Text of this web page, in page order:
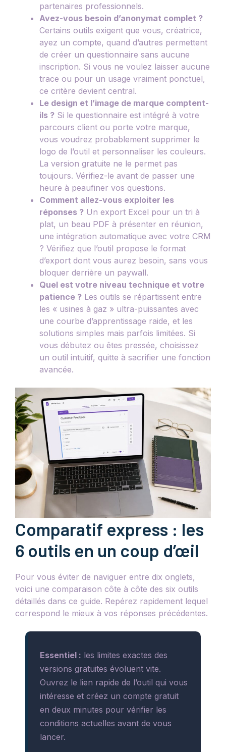
partenaires professionnels.
Avez-vous besoin d’anonymat complet ?
Certains outils exigent que vous, créatrice,
ayez un compte, quand d’autres permettent
de créer un questionnaire sans aucune
inscription. Si vous ne voulez laisser aucune
trace ou pour un usage vraiment ponctuel,
ce critère devient central.
Le design et l’image de marque comptent-
ils ? Si le questionnaire est intégré à votre
parcours client ou porte votre marque,
vous voudrez probablement supprimer le
logo de l’outil et personnaliser les couleurs.
La version gratuite ne le permet pas
toujours. Vérifiez-le avant de passer une
heure à peaufiner vos questions.
Comment allez-vous exploiter les
réponses ? Un export Excel pour un tri à
plat, un beau PDF à présenter en réunion,
une intégration automatique avec votre CRM
? Vérifiez que l’outil propose le format
d’export dont vous aurez besoin, sans vous
bloquer derrière un paywall.
Quel est votre niveau technique et votre
patience ? Les outils se répartissent entre
les « usines à gaz » ultra-puissantes avec
une courbe d’apprentissage raide, et les
solutions simples mais parfois limitées. Si
vous débutez ou êtes pressée, choisissez
un outil intuitif, quitte à sacrifier une fonction
avancée.
Comparatif express : les
6 outils en un coup d’œil
Pour vous éviter de naviguer entre dix onglets,
voici une comparaison côte à côte des six outils
détaillés dans ce guide. Repérez rapidement lequel
correspond le mieux à vos réponses précédentes.
Essentiel : les limites exactes des
versions gratuites évoluent vite.
Ouvrez le lien rapide de l’outil qui vous
intéresse et créez un compte gratuit
en deux minutes pour vérifier les
conditions actuelles avant de vous
lancer.